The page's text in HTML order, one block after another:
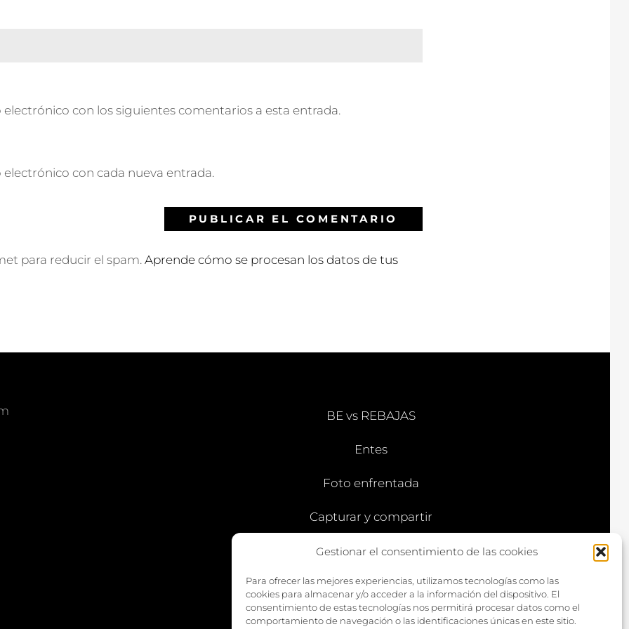
Gestionar el consentimiento de las cookies
Para ofrecer las mejores experiencias, utilizamos tecnologías como las
cookies para almacenar y/o acceder a la información del dispositivo. El
consentimiento de estas tecnologías nos permitirá procesar datos como el
comportamiento de navegación o las identificaciones únicas en este sitio.
electrónico con los siguientes comentarios a esta entrada.
electrónico con cada nueva entrada.
para reducir el spam. Aprende cómo se procesan los datos de tus
BE vs REBAJAS
Entes
Foto enfrentada
Capturar y compartir
Vía larga